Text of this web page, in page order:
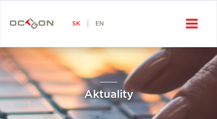
Octigon, a.s. SK
SK EN
Aktuality